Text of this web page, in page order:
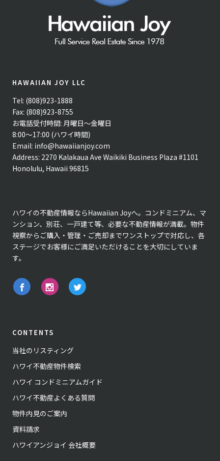
HAWAIIAN JOY LLC
Tel: (808)923-1888
Fax: (808)923-8755
お電話受付時間: 月曜日〜金曜日
8:00〜17:00 (ハワイ時間)
Email: info@hawaiianjoy.com
Address: 2270 Kalakaua Ave Waikiki Business Plaza #1101
Honolulu, Hawaii 96815
ハワイの不動産情報ならHawaiian Joyへ。コンドミニアム、マ
ンション、別荘、一戸建て等、必要な不動産情報が満載。物件
視察からご購入・管理・ご売却までワンストップで対応し、各
ステージでお客様にご満足いただけることを大切にしていま
す。
CONTENTS
当社のリスティング
ハワイ不動産物件検索
ハワイ コンドミニアムガイド
ハワイ不動産よくある質問
物件内見のご案内
資料請求
ハワイアンジョイ 会社概要